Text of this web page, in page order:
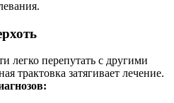
легко перепутать с другими
трактовка затягивает лечение.